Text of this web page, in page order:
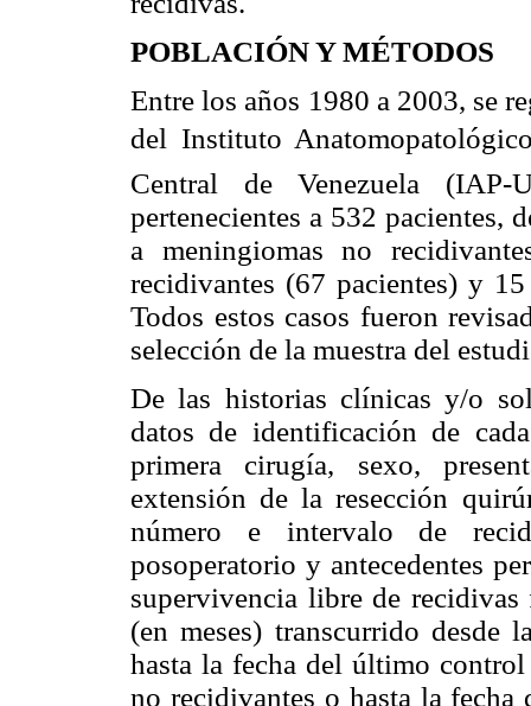
POBLACIÓN Y MÉTODOS
Entre los años 1980 a 2003, se
del Instituto
Central de Venezuela
pertenecientes a 532 pacientes,
a meningiomas no
recidivantes (67 pacientes) y
Todos estos casos fueron
selección de la muestra del
De las historias clínicas y/o
datos de identificación de
primera cirugía, sexo,
extensión de la resección
número e intervalo de
posoperatorio y antecedentes
supervivencia libre de
(en meses) transcurrido
hasta la fecha del último
no recidivantes o hasta la